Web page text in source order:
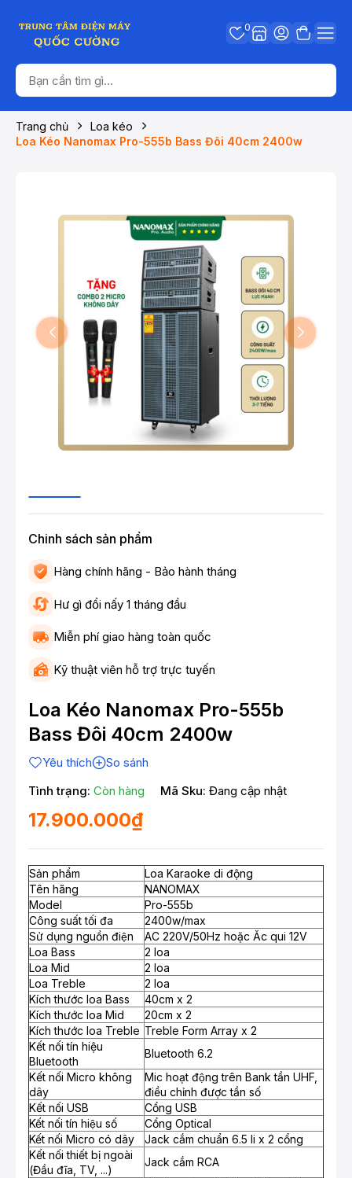
0
Trang chủ
Loa kéo
Loa Kéo Nanomax Pro-555b Bass Đôi 40cm 2400w
Chinh sách sản phẩm
Hàng chính hãng - Bảo hành tháng
Hư gì đổi nấy 1 tháng đầu
Miễn phí giao hàng toàn quốc
Kỹ thuật viên hỗ trợ trực tuyến
Loa Kéo Nanomax Pro-555b
Bass Đôi 40cm 2400w
Yêu thích
So sánh
Tình trạng: Còn hàng Mã Sku: Đang cập nhật
17.900.000₫
Sản phẩm
Loa Karaoke di động
Tên hãng
NANOMAX
Model
Pro-555b
Công suất tối đa
2400w/max
Sử dụng nguồn điện
AC 220V/50Hz hoặc Ăc qui 12V
Loa Bass
2 loa
Loa Mid
2 loa
Loa Treble
2 loa
Kích thước loa Bass
40cm x 2
Kích thước loa Mid
20cm x 2
Kích thước loa Treble Treble Form Array x 2
Kết nối tín hiệu
Bluetooth
Bluetooth 6.2
Kết nối Micro không
dây
Mic hoạt động trên Bank tần UHF,
điều chỉnh được tần số
Kết nối USB
Cổng USB
Kết nối tín hiệu số
Cổng Optical
Kết nối Micro có dây
Jack cắm chuẩn 6.5 li x 2 cổng
Kết nối thiết bị ngoài
(Đầu đĩa, TV, ...)
Jack cắm RCA